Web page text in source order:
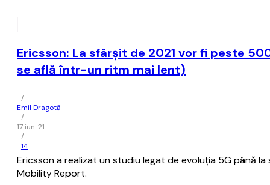
Ericsson: La sfârșit de 2021 vor fi peste
se află într-un ritm mai lent)
/
Emil Dragotă
/
17 iun. 21
/
14
Ericsson a realizat un studiu legat de evoluția 5G până
Mobility Report.